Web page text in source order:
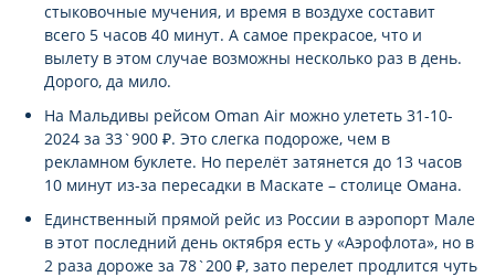
стыковочные мучения, и время в воздухе составит
всего 5 часов 40 минут. А самое прекрасое, что и
вылету в этом случае возможны несколько раз в день.
Дорого, да мило.
На Мальдивы рейсом Oman Air можно улететь 31-10-
2024 за 33`900 ₽. Это слегка подороже, чем в
рекламном буклете. Но перелёт затянется до 13 часов
10 минут из-за пересадки в Маскате – столице Омана.
Единственный прямой рейс из России в аэропорт Мале
в этот последний день октября есть у «Аэрофлота», но в
2 раза дороже за 78`200 ₽, зато перелет продлится чуть